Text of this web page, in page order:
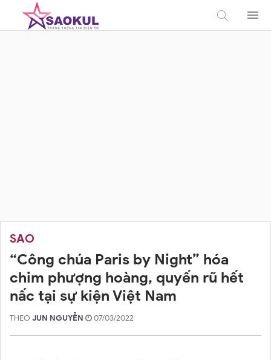
SAO
“Công chúa Paris by Night” hóa
chim phượng hoàng, quyến rũ hết
nấc tại sự kiện Việt Nam
THEO JUN NGUYỄN 07/03/2022